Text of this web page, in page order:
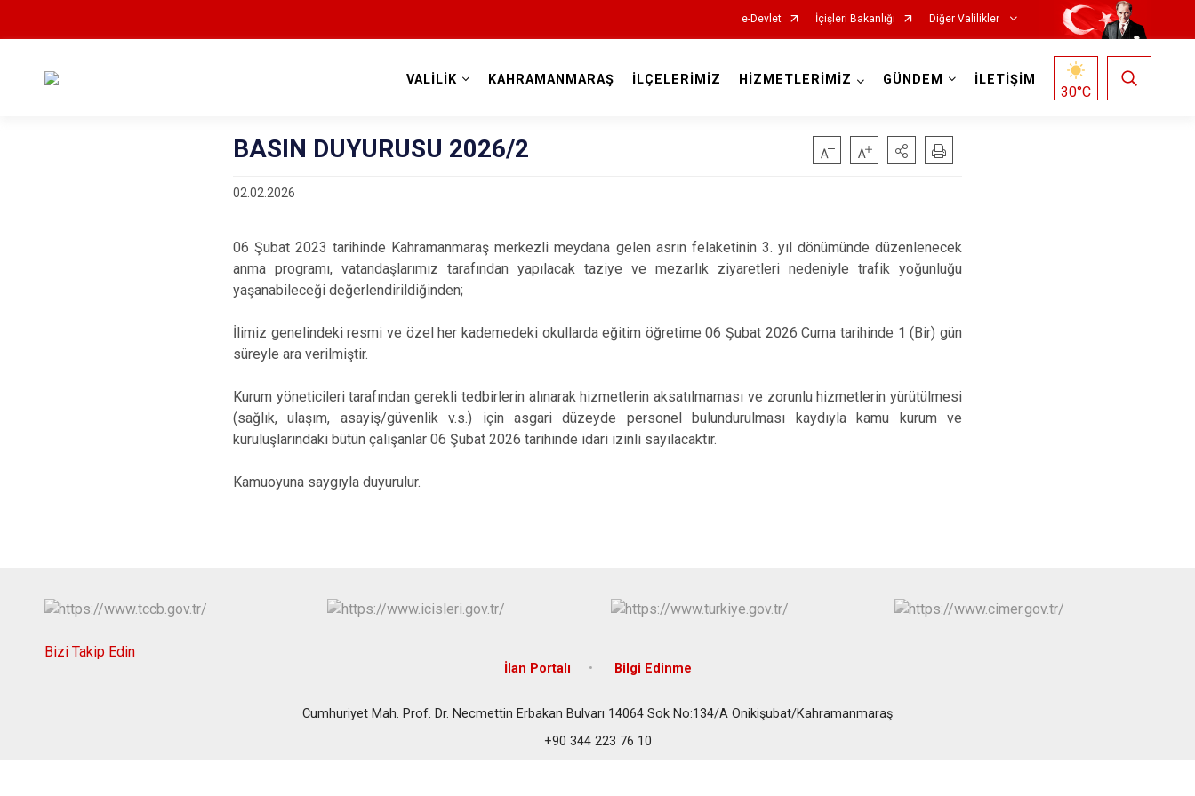
e-Devlet İçişleri Bakanlığı Diğer Valilikler
VALİLİK KAHRAMANMARAŞ İLÇELERİMİZ HİZMETLERİMİZ GÜNDEM İLETİŞİM
30°C
BASIN DUYURUSU 2026/2
02.02.2026
06 Şubat 2023 tarihinde Kahramanmaraş merkezli meydana gelen asrın felaketinin 3. yıl dönümünde düzenlenecek
anma programı, vatandaşlarımız tarafından yapılacak taziye ve mezarlık ziyaretleri nedeniyle trafik yoğunluğu
yaşanabileceği değerlendirildiğinden;
İlimiz genelindeki resmi ve özel her kademedeki okullarda eğitim öğretime 06 Şubat 2026 Cuma tarihinde 1 (Bir) gün
süreyle ara verilmiştir.
Kurum yöneticileri tarafından gerekli tedbirlerin alınarak hizmetlerin aksatılmaması ve zorunlu hizmetlerin yürütülmesi
(sağlık, ulaşım, asayiş/güvenlik v.s.) için asgari düzeyde personel bulundurulması kaydıyla kamu kurum ve
kuruluşlarındaki bütün çalışanlar 06 Şubat 2026 tarihinde idari izinli sayılacaktır.
Kamuoyuna saygıyla duyurulur.
Bizi Takip Edin
İlan Portalı Bilgi Edinme
Cumhuriyet Mah. Prof. Dr. Necmettin Erbakan Bulvarı 14064 Sok No:134/A Onikişubat/Kahramanmaraş
+90 344 223 76 10